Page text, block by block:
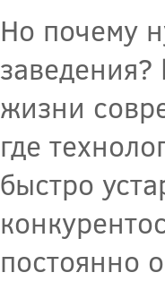
Но почему
заведения?
жизни
где
быстро
постоянно